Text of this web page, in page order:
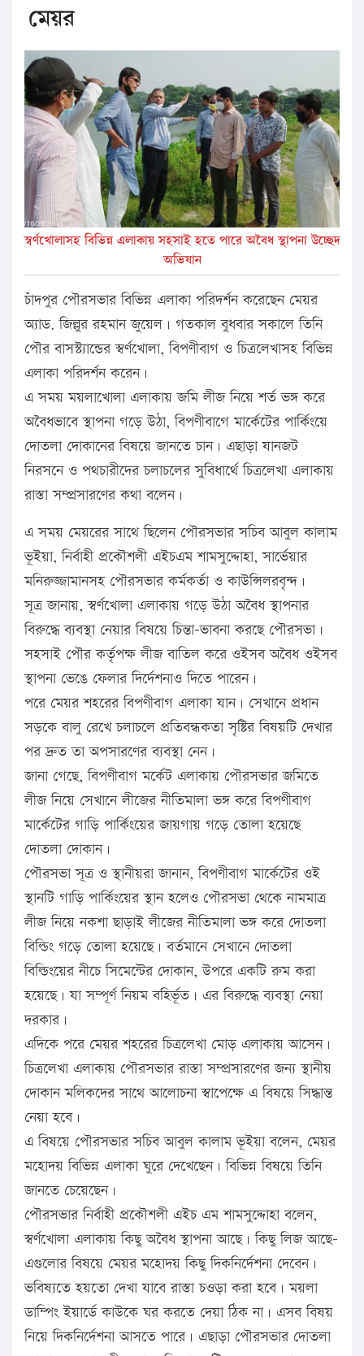
মেয়র
স্বর্ণখোলাসহ বিভিন্ন এলাকায় সহসাই হতে পারে অবৈধ স্থাপনা উচ্ছেদ
অভিযান
চাঁদপুর পৌরসভার বিভিন্ন এলাকা পরিদর্শন করেছেন মেয়র
অ্যাড. জিল্লুর রহমান জুয়েল। গতকাল বুধবার সকালে তিনি
পৌর বাসস্ট্যান্ডের স্বর্ণখোলা, বিপণীবাগ ও চিত্রলেখাসহ বিভিন্ন
এলাকা পরিদর্শন করেন।
এ সময় ময়লাখোলা এলাকায় জমি লীজ নিয়ে শর্ত ভঙ্গ করে
অবৈধভাবে স্থাপনা গড়ে উঠা, বিপণীবাগে মার্কেটের পার্কিংয়ে
দোতলা দোকানের বিষয়ে জানতে চান। এছাড়া যানজট
নিরসনে ও পথচারীদের চলাচলের সুবিধার্থে চিত্রলেখা এলাকায়
রাস্তা সম্প্রসারণের কথা বলেন।
এ সময় মেয়রের সাথে ছিলেন পৌরসভার সচিব আবুল কালাম
ভূইয়া, নির্বাহী প্রকৌশলী এইচএম শামসুদ্দোহা, সার্ভেয়ার
মনিরুজ্জামানসহ পৌরসভার কর্মকর্তা ও কাউন্সিলরবৃন্দ।
সূত্র জানায়, স্বর্ণখোলা এলাকায় গড়ে উঠা অবৈধ স্থাপনার
বিরুদ্ধে ব্যবস্থা নেয়ার বিষয়ে চিন্তা-ভাবনা করছে পৌরসভা।
সহসাই পৌর কর্তৃপক্ষ লীজ বাতিল করে ওইসব অবৈধ ওইসব
স্থাপনা ভেঙে ফেলার দির্দেশনাও দিতে পারেন।
পরে মেয়র শহরের বিপণীবাগ এলাকা যান। সেখানে প্রধান
সড়কে বালু রেখে চলাচলে প্রতিবন্ধকতা সৃষ্টির বিষয়টি দেখার
পর দ্রুত তা অপসারণের ব্যবস্থা নেন।
জানা গেছে, বিপণীবাগ মর্কেট এলাকায় পৌরসভার জমিতে
লীজ নিয়ে সেখানে লীজের নীতিমালা ভঙ্গ করে বিপণীবাগ
মার্কেটের গাড়ি পার্কিংয়ের জায়গায় গড়ে তোলা হয়েছে
দোতলা দোকান।
পৌরসভা সূত্র ও স্থানীয়রা জানান, বিপণীবাগ মার্কেটের ওই
স্থানটি গাড়ি পার্কিংয়ের স্থান হলেও পৌরসভা থেকে নামমাত্র
লীজ নিয়ে নকশা ছাড়াই লীজের নীতিমালা ভঙ্গ করে দোতলা
বিল্ডিং গড়ে তোলা হয়েছে। বর্তমানে সেখানে দোতলা
বিল্ডিংয়ের নীচে সিমেন্টের দোকান, উপরে একটি রুম করা
হয়েছে। যা সম্পূর্ণ নিয়ম বহির্ভূত। এর বিরুদ্ধে ব্যবস্থা নেয়া
দরকার।
এদিকে পরে মেয়র শহরের চিত্রলেখা মোড় এলাকায় আসেন।
চিত্রলেখা এলাকায় পৌরসভার রাস্তা সম্প্রসারণের জন্য স্থানীয়
দোকান মলিকদের সাথে আলোচনা স্বাপেক্ষে এ বিষয়ে সিদ্ধান্ত
নেয়া হবে।
এ বিষয়ে পৌরসভার সচিব আবুল কালাম ভূইয়া বলেন, মেয়র
মহোদয় বিভিন্ন এলাকা ঘুরে দেখেছেন। বিভিন্ন বিষয়ে তিনি
জানতে চেয়েছেন।
পৌরসভার নির্বাহী প্রকৌশলী এইচ এম শামসুদ্দোহা বলেন,
স্বর্ণখোলা এলাকায় কিছু অবৈধ স্থাপনা আছে। কিছু লিজ আছে-
এগুলোর বিষয়ে মেয়র মহোদয় কিছু দিকনির্দেশনা দেবেন।
ভবিষ্যতে হয়তো দেখা যাবে রাস্তা চওড়া করা হবে। ময়লা
ডাম্পিং ইয়ার্ডে কাউকে ঘর করতে দেয়া ঠিক না। এসব বিষয়
নিয়ে দিকনির্দেশনা আসতে পারে। এছাড়া পৌরসভার দোতলা